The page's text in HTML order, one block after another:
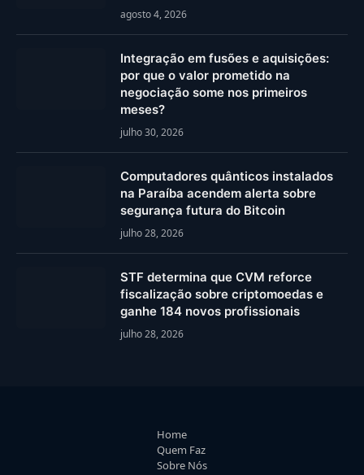
agosto 4, 2026
Integração em fusões e aquisições:
por que o valor prometido na
negociação some nos primeiros
meses?
julho 30, 2026
Computadores quânticos instalados
na Paraíba acendem alerta sobre
segurança futura do Bitcoin
julho 28, 2026
STF determina que CVM reforce
fiscalização sobre criptomoedas e
ganhe 184 novos profissionais
julho 28, 2026
Home
Quem Faz
Sobre Nós